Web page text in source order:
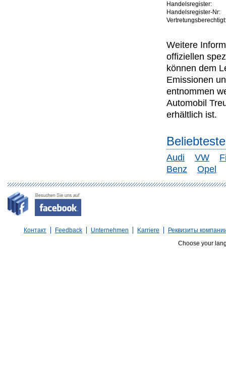
Handelsregister:
Handelsregister-Nr:
Vertretungsberechtigt:
Weitere
offiziellen
können dem
Emissionen
entnommen
Automobil
erhältlich ist.
Audi VW
Benz
Opel
Контакт Feedback Unternehmen Karriere
Реквизиты
Choose your